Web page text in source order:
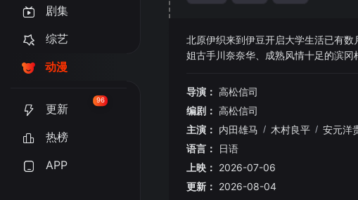
剧集
综艺
动漫
更新
96
热榜
APP
北原伊织来到伊豆开启大学生活已有
姐古手川奈奈华、成熟风情十足的滨
o」，潜水只是副业，这群壮汉日常一
导演： 高松信司
编剧： 高松信司
主演： 内田雄马 / 木村良平 / 安元洋
语言：
日语
上映： 2026-07-06
更新： 2026-08-04